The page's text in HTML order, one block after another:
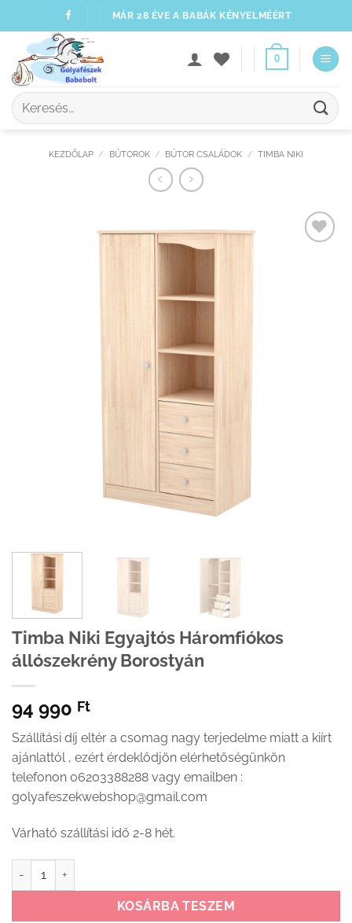
to
content
MÁR 28 ÉVE A BABÁK KÉNYELMÉÉRT
0
Keresés
a
KEZDŐLAP / BÚTOROK / BÚTOR CSALÁDOK / TIMBA NIKI
Timba Niki Egyajtós Háromfiókos
állószekrény Borostyán
94 990 Ft
Szállítási díj eltér a csomag nagy terjedelme miatt a kiírt
ajánlattól , ezért érdeklődjön elérhetőségünkön
telefonon 06203388288 vagy emailben :
golyafeszekwebshop@gmail.com
Várható szállítási idő 2-8 hét.
KOSÁRBA TESZEM